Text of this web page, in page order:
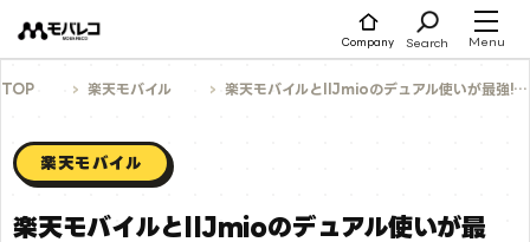
ツ
ス
Company Search Menu
TOP 楽天モバイル 楽天モバイルとIIJmioのデュアル使いが最強!?その理由を徹底解説
楽天モバイル
楽天モバイルとIIJmioのデュアル使いが最